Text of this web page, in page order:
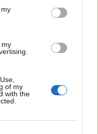
my
of my
with theείναι
και
χλμ